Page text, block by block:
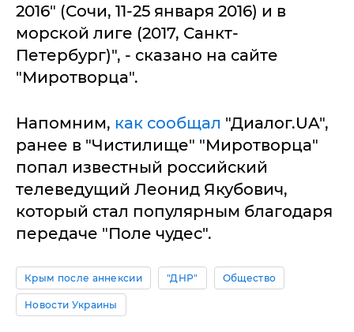
2016" (Сочи, 11-25 января 2016) и в
морской лиге (2017, Санкт-
Петербург)", - сказано на сайте
"Миротворца".
Напомним, как сообщал "Диалог.UA",
ранее в "Чистилище" "Миротворца"
попал известный российский
телеведущий Леонид Якубович,
который стал популярным благодаря
передаче "Поле чудес".
Крым после аннексии "ДНР" Общество
Новости Украины